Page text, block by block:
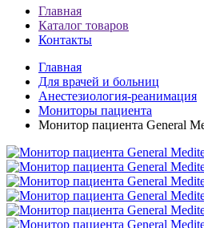
Главная
Каталог товаров
Контакты
Главная
Для врачей и больниц
Анестезиология-реанимация
Мониторы пациента
Монитор пациента General